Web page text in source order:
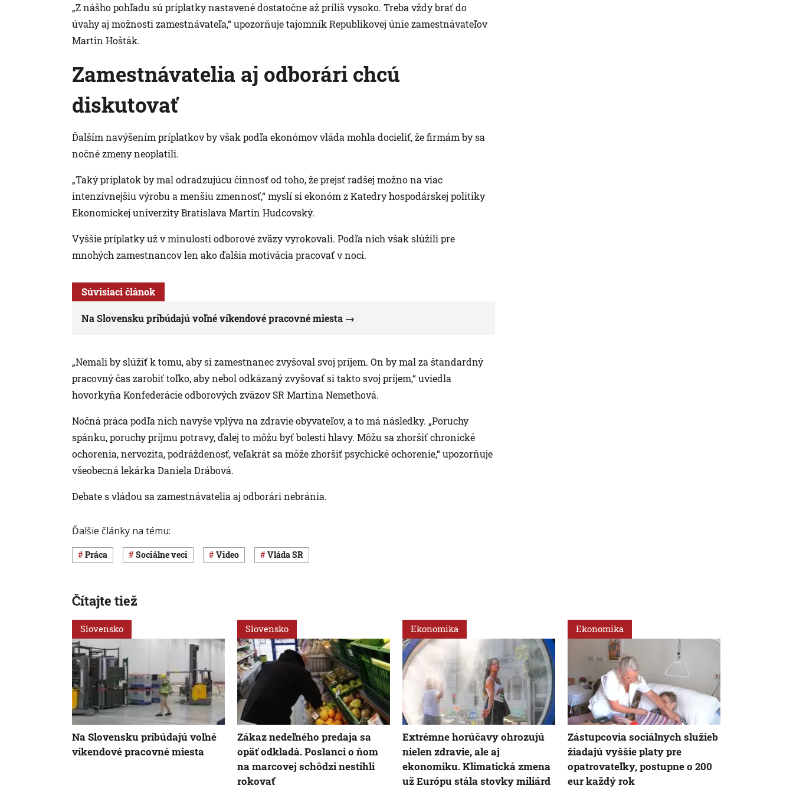
„Z nášho pohľadu sú príplatky nastavené dostatočne až príliš vysoko. Treba vždy brať do
úvahy aj možnosti zamestnávateľa,“ upozorňuje tajomník Republikovej únie zamestnávateľov
Martin Hošták.
Zamestnávatelia aj odborári chcú
diskutovať
Ďalším navýšením príplatkov by však podľa ekonómov vláda mohla docieliť, že firmám by sa
nočné zmeny neoplatili.
„Taký príplatok by mal odradzujúcu činnosť od toho, že prejsť radšej možno na viac
intenzívnejšiu výrobu a menšiu zmennosť,“ myslí si ekonóm z Katedry hospodárskej politiky
Ekonomickej univerzity Bratislava Martin Hudcovský.
Vyššie príplatky už v minulosti odborové zväzy vyrokovali. Podľa nich však slúžili pre
mnohých zamestnancov len ako ďalšia motivácia pracovať v noci.
Súvisiaci článok
Na Slovensku pribúdajú voľné víkendové pracovné miesta
„Nemali by slúžiť k tomu, aby si zamestnanec zvyšoval svoj príjem. On by mal za štandardný
pracovný čas zarobiť toľko, aby nebol odkázaný zvyšovať si takto svoj príjem,“ uviedla
hovorkyňa Konfederácie odborových zväzov SR Martina Nemethová.
Nočná práca podľa nich navyše vplýva na zdravie obyvateľov, a to má následky. „Poruchy
spánku, poruchy príjmu potravy, ďalej to môžu byť bolesti hlavy. Môžu sa zhoršiť chronické
ochorenia, nervozita, podráždenosť, veľakrát sa môže zhoršiť psychické ochorenie,“ upozorňuje
všeobecná lekárka Daniela Drábová.
Debate s vládou sa zamestnávatelia aj odborári nebránia.
Ďalšie články na tému:
Práca Sociálne veci Video vláda SR
Čítajte tiež
Slovensko
Na Slovensku pribúdajú voľné
víkendové pracovné miesta
Slovensko
Zákaz nedeľného predaja sa
opäť odkladá. Poslanci o ňom
na marcovej schôdzi nestihli
rokovať
Ekonomika
Extrémne horúčavy ohrozujú
nielen zdravie, ale aj
ekonomiku. Klimatická zmena
už Európu stála stovky miliárd
Ekonomika
Zástupcovia sociálnych služieb
žiadajú vyššie platy pre
opatrovateľky, postupne o 200
eur každý rok